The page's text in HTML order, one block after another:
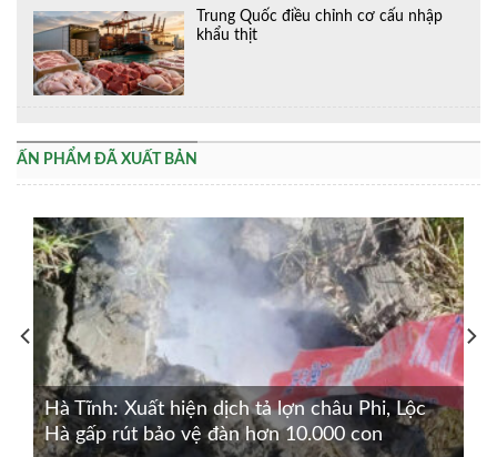
Trung Quốc điều chỉnh cơ cấu nhập
khẩu thịt
ẤN PHẨM ĐÃ XUẤT BẢN
Hà Tĩnh: Xuất hiện dịch tả lợn châu Phi, Lộc
Hà gấp rút bảo vệ đàn hơn 10.000 con